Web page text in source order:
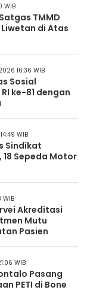
WIB
TMMD
di Atas
16:36 WIB
Sosial
ke-81 dengan
WIB
Sindikat
Sepeda Motor
WIB
Akreditasi
Mutu
Pasien
WIB
Pasang
PETI di Bone